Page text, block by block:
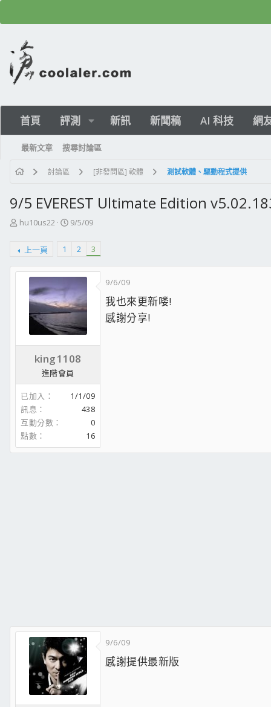
首頁 評測 新訊 新聞稿 AI 科技 網
最新文章 搜尋討論區
討論區 [非發問區] 軟體 測試軟體、驅動程式提供
9/5 EVEREST Ultimate Edition
主
人
hu10us22
開
日
9/5/09
上一頁 1 2 3
king1108
進階會員
已加入
1/1/09
訊息
438
互動分數
0
點數
16
9/6/09
我也來更新喽!
感謝分享!
9/6/09
感謝提供最新版